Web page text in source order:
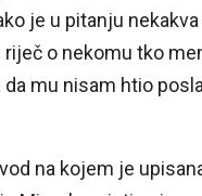
je u pitanju
o nekomu tko
mu nisam htio
na kojem je